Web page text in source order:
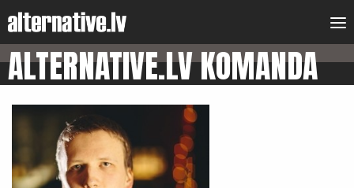
ALTERNATIVE.LV KOMANDA